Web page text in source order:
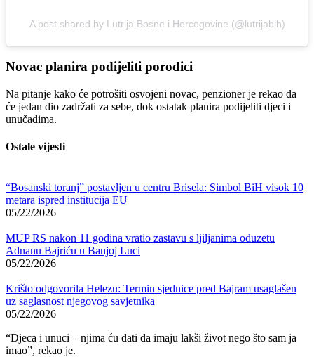
A post shared by Lutrija Bosne i Hercegovine (@lutrijabih)
Novac planira podijeliti porodici
Na pitanje kako će potrošiti osvojeni novac, penzioner je rekao da
će jedan dio zadržati za sebe, dok ostatak planira podijeliti djeci i
unučadima.
Ostale vijesti
“Bosanski toranj” postavljen u centru Brisela: Simbol BiH visok 10
metara ispred institucija EU
05/22/2026
MUP RS nakon 11 godina vratio zastavu s ljiljanima oduzetu
Adnanu Bajriću u Banjoj Luci
05/22/2026
Krišto odgovorila Helezu: Termin sjednice pred Bajram usaglašen
uz saglasnost njegovog savjetnika
05/22/2026
“Djeca i unuci – njima ću dati da imaju lakši život nego što sam ja
imao”, rekao je.